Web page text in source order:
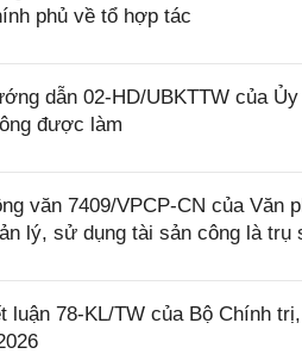
phủ về tổ hợp tác
dẫn 02-HD/UBKTTW của
được làm
văn 7409/VPCP-CN của Văn
lý, sử dụng tài sản công là
luận 78-KL/TW của Bộ Chính